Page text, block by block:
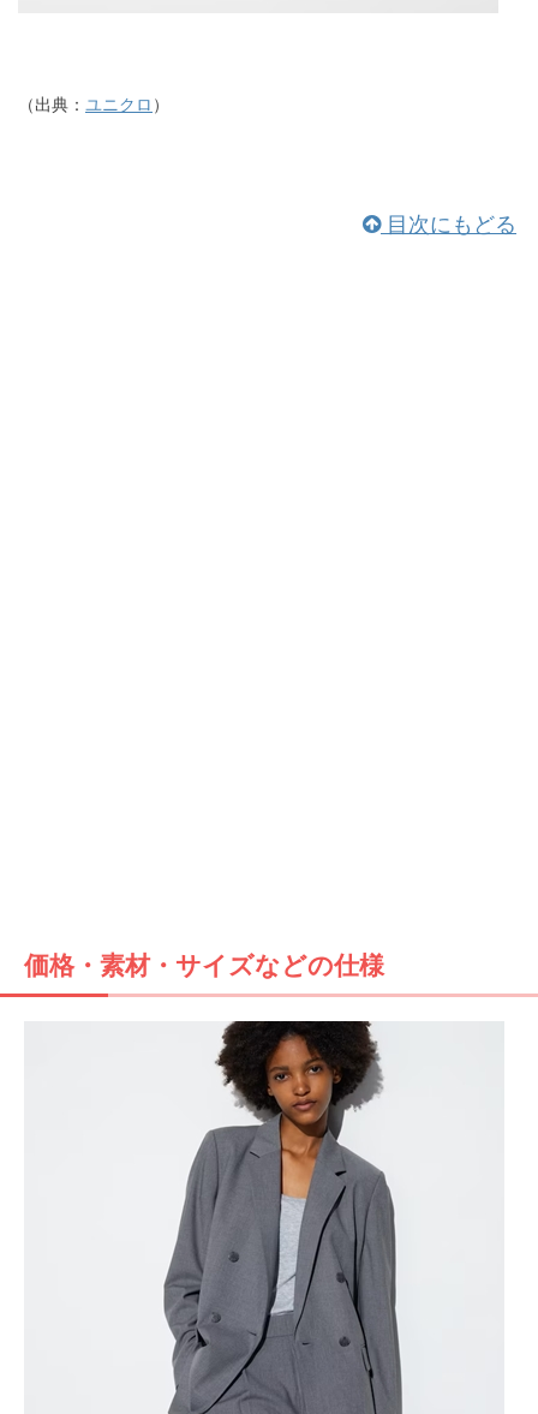
（出典： ユニクロ ）
目次にもどる
価格・素材・サイズなどの仕様